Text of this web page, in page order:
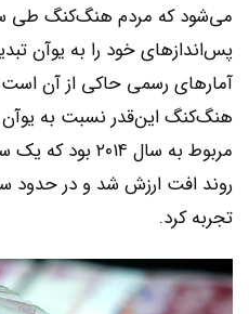
پس‌اندازهای خود را به یوآن
آمارهای رسمی حاکی از آن
هنگ‌کنگ این‌قدر نسبت به یوآن
مربوط به سال
تجربه کرد.